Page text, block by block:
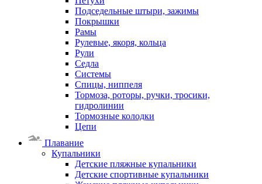
Подседельные штыри, зажимы
Покрышки
Рамы
Рулевые, якоря, кольца
Рули
Седла
Системы
Спицы, ниппеля
Тормоза, роторы, ручки, тросики,
гидролинии
Тормозные колодки
Цепи
Плавание
Купальники
Детские пляжные купальники
Детские спортивные купальники